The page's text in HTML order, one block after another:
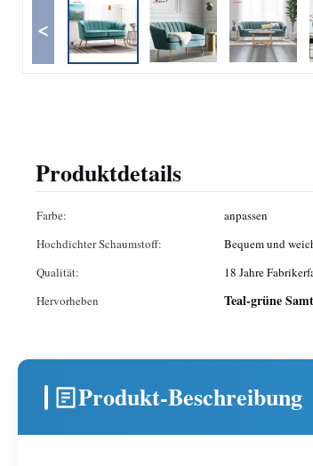
<
Produktdetails
Farbe: anpassen
Hochdichter Schaumstoff:
Bequem und
Qualität:
18 Jahre
Hervorheben
Teal-grüne
Produkt-Beschreibung